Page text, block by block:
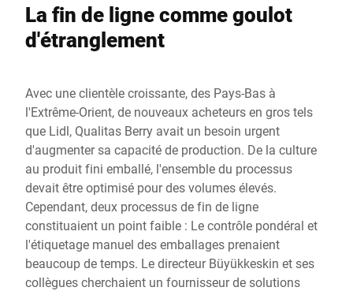
La fin de ligne comme goulot
d'étranglement
Avec une clientèle croissante, des Pays-Bas à
l'Extrême-Orient, de nouveaux acheteurs en gros tels
que Lidl, Qualitas Berry avait un besoin urgent
d'augmenter sa capacité de production. De la culture
au produit fini emballé, l'ensemble du processus
devait être optimisé pour des volumes élevés.
Cependant, deux processus de fin de ligne
constituaient un point faible : Le contrôle pondéral et
l'étiquetage manuel des emballages prenaient
beaucoup de temps. Le directeur Büyükkeskin et ses
collègues cherchaient un fournisseur de solutions